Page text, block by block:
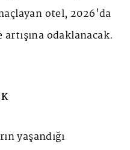
otel, 2026'da
odaklanacak.
yaşandığı